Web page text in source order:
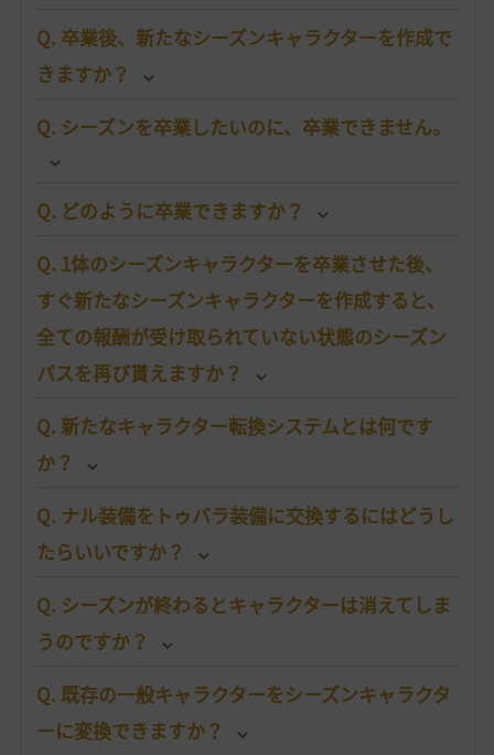
Q. 卒業後、新たなシーズンキャラクターを作成で
きますか？
Q. シーズンを卒業したいのに、卒業できません。
Q. どのように卒業できますか？
Q. 1体のシーズンキャラクターを卒業させた後、
すぐ新たなシーズンキャラクターを作成すると、
全ての報酬が受け取られていない状態のシーズン
パスを再び貰えますか？
Q. 新たなキャラクター転換システムとは何です
か？
Q. ナル装備をトゥバラ装備に交換するにはどうし
たらいいですか？
Q. シーズンが終わるとキャラクターは消えてしま
うのですか？
Q. 既存の一般キャラクターをシーズンキャラクタ
ーに変換できますか？